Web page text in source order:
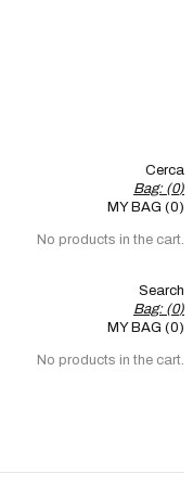
Cerca
Bag: (0)
MY BAG (0)
No products in the cart.
Search
Bag: (0)
MY BAG (0)
No products in the cart.